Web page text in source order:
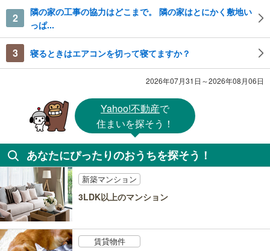
2
隣の家の工事の協力はどこまで。 隣の家はとにかく敷地い
っぱ...
3 寝るときはエアコンを切って寝てますか？
2026年07月31日～2026年08月06日
Yahoo!不動産で
住まいを探そう！
あなたにぴったりのおうちを探そう！
新築マンション
3LDK以上のマンション
賃貸物件